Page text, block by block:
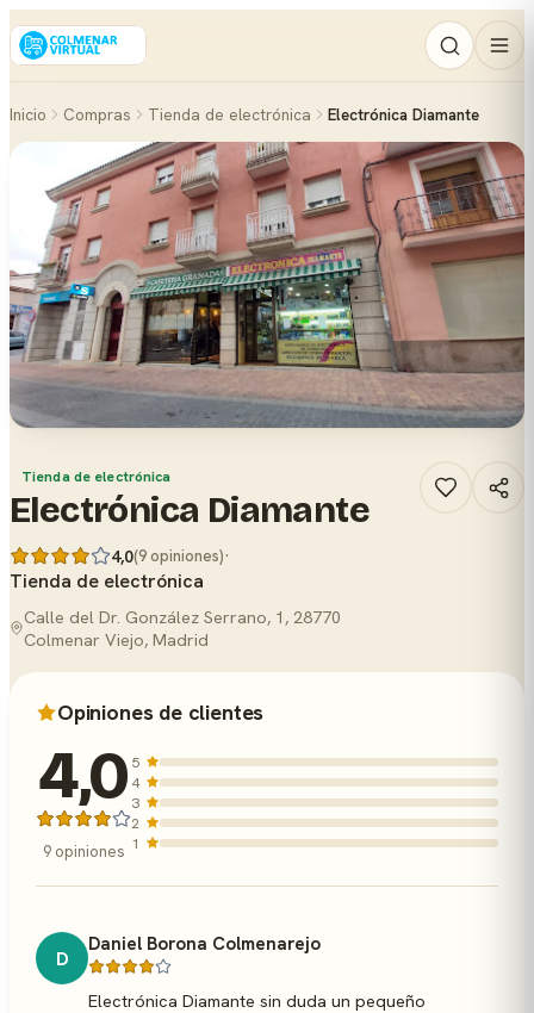
Inicio Compras Tienda de electrónica Electrónica Diamante
Tienda de electrónica
Electrónica Diamante
4,0(9 opiniones)·
Tienda de electrónica
Calle del Dr. González Serrano, 1, 28770
Colmenar Viejo, Madrid
Opiniones de clientes
4,0
9 opiniones
5
4
3
2
1
D
Daniel Borona Colmenarejo
Electrónica Diamante sin duda un pequeño